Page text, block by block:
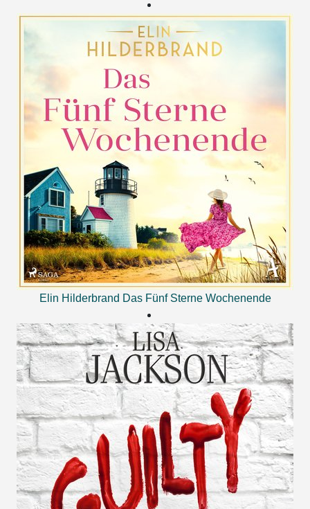
Elin Hilderbrand Das Fünf Sterne Wochenende